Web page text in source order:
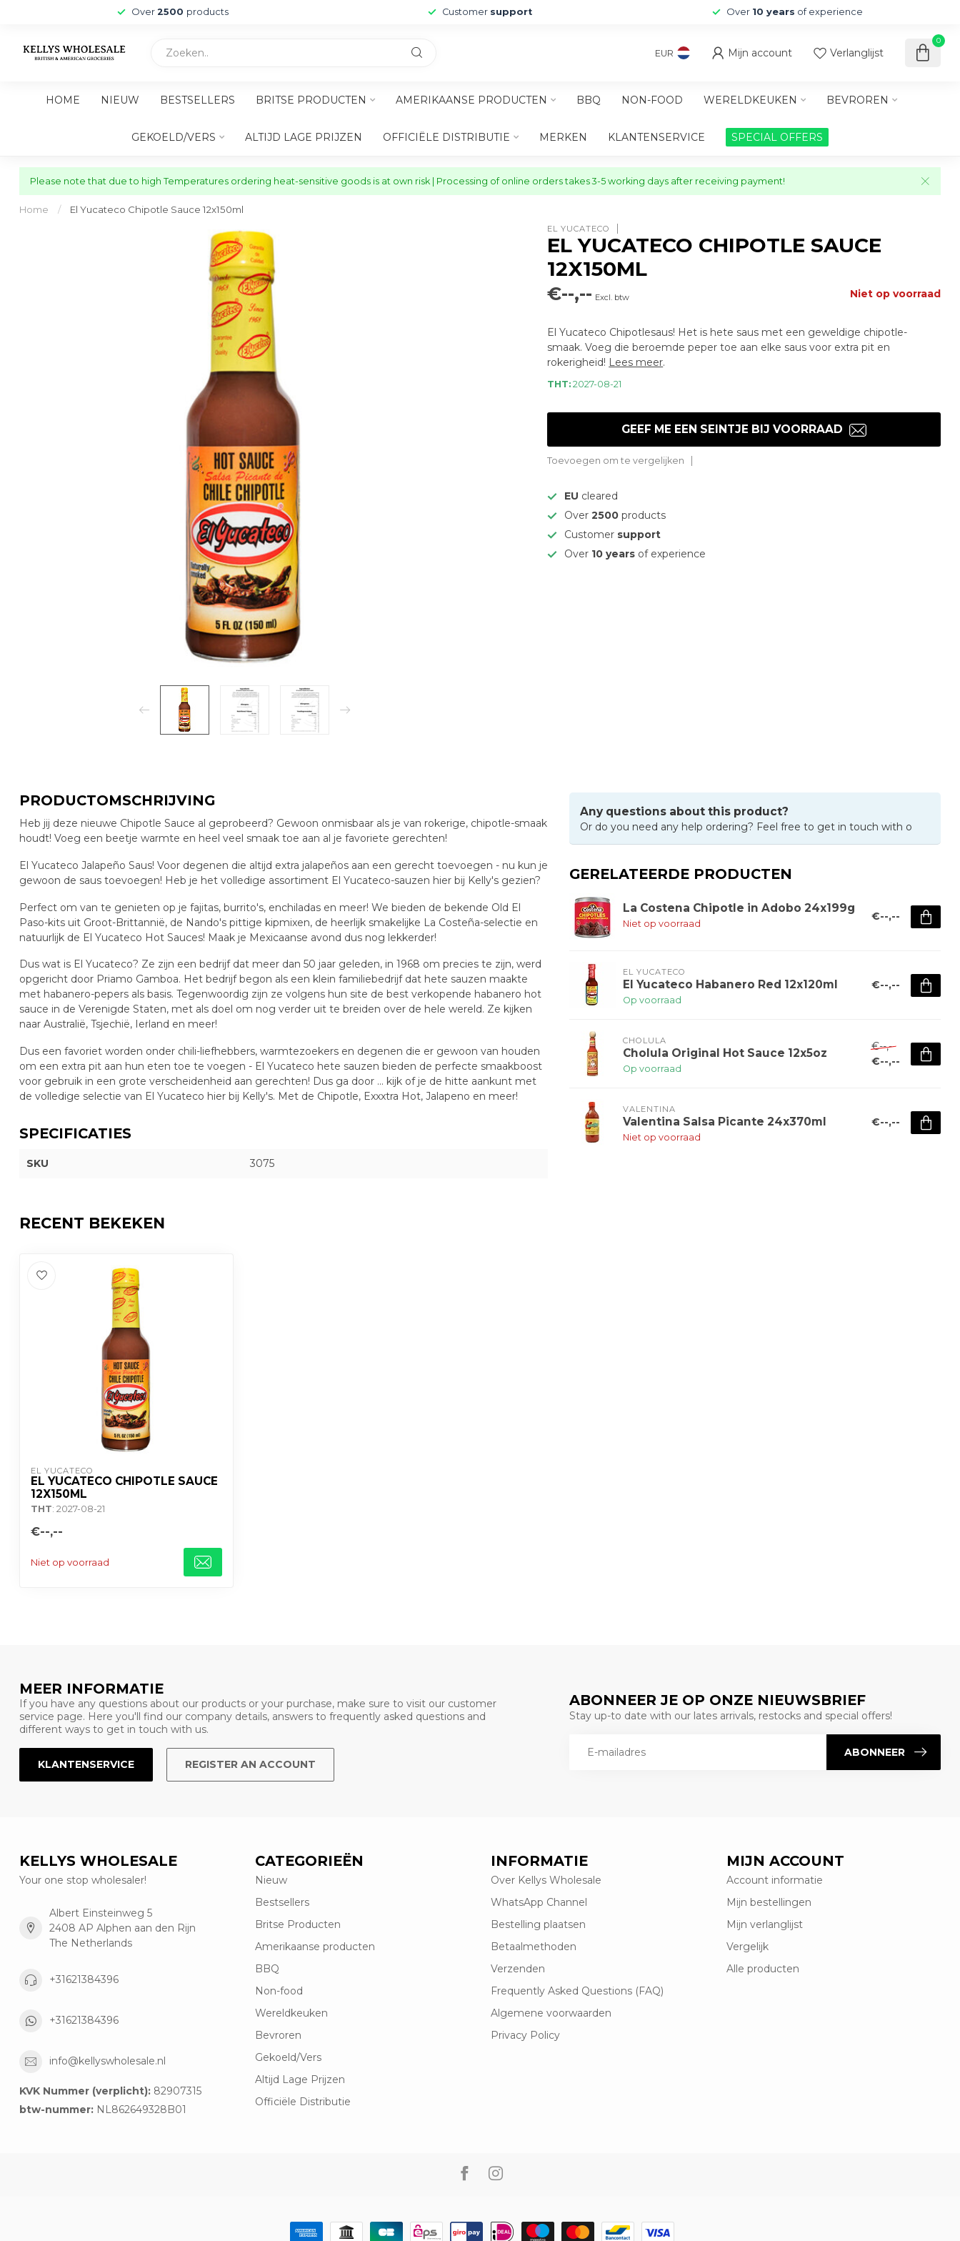
Over 2500 products Customer support Over 10 years of experience
EUR Mijn account Verlanglijst
0
HOME NIEUW BESTSELLERS BRITSE PRODUCTEN AMERIKAANSE PRODUCTEN BBQ NON-FOOD WERELDKEUKEN BEVROREN
GEKOELD/VERS ALTIJD LAGE PRIJZEN OFFICIËLE DISTRIBUTIE MERKEN KLANTENSERVICE SPECIAL OFFERS
Please note that due to high Temperatures ordering heat-sensitive goods is at own risk | Processing of online orders takes 3-5 working days after receiving payment!
Home / El Yucateco Chipotle Sauce 12x150ml
EL YUCATECO
EL YUCATECO CHIPOTLE SAUCE
12X150ML
€--,-- Excl. btw Niet op voorraad
El Yucateco Chipotlesaus! Het is hete saus met een geweldige chipotle-
smaak. Voeg die beroemde peper toe aan elke saus voor extra pit en
rokerigheid! Lees meer.
THT: 2027-08-21
GEEF ME EEN SEINTJE BIJ VOORRAAD
Toevoegen om te vergelijken
EU cleared
Over2500products
Customer support
Over 10 years of experience
PRODUCTOMSCHRIJVING
Heb jij deze nieuwe Chipotle Sauce al geprobeerd? Gewoon onmisbaar als je van rokerige, chipotle-smaak
houdt! Voeg een beetje warmte en heel veel smaak toe aan al je favoriete gerechten!
El Yucateco Jalapeño Saus! Voor degenen die altijd extra jalapeños aan een gerecht toevoegen - nu kun je
gewoon de saus toevoegen! Heb je het volledige assortiment El Yucateco-sauzen hier bij Kelly's gezien?
Perfect om van te genieten op je fajitas, burrito's, enchiladas en meer! We bieden de bekende Old El
Paso-kits uit Groot-Brittannië, de Nando's pittige kipmixen, de heerlijk smakelijke La Costeña-selectie en
natuurlijk de El Yucateco Hot Sauces! Maak je Mexicaanse avond dus nog lekkerder!
Dus wat is El Yucateco? Ze zijn een bedrijf dat meer dan 50 jaar geleden, in 1968 om precies te zijn, werd
opgericht door Priamo Gamboa. Het bedrijf begon als een klein familiebedrijf dat hete sauzen maakte
met habanero-pepers als basis. Tegenwoordig zijn ze volgens hun site de best verkopende habanero hot
sauce in de Verenigde Staten, met als doel om nog verder uit te breiden over de hele wereld. Ze kijken
naar Australië, Tsjechië, Ierland en meer!
Dus een favoriet worden onder chili-liefhebbers, warmtezoekers en degenen die er gewoon van houden
om een extra pit aan hun eten toe te voegen - El Yucateco hete sauzen bieden de perfecte smaakboost
voor gebruik in een grote verscheidenheid aan gerechten! Dus ga door ... kijk of je de hitte aankunt met
de volledige selectie van El Yucateco hier bij Kelly's. Met de Chipotle, Exxxtra Hot, Jalapeno en meer!
SPECIFICATIES
SKU 3075
Any questions about this product?
Or do you need any help ordering? Feel free to get in touch with o
GERELATEERDE PRODUCTEN
La Costena Chipotle in Adobo 24x199g
Niet op voorraad
€--,--
EL YUCATECO
El Yucateco Habanero Red 12x120ml
Op voorraad
€--,--
CHOLULA
Cholula Original Hot Sauce 12x5oz
Op voorraad
€--,--
€--,--
VALENTINA
Valentina Salsa Picante 24x370ml
Niet op voorraad
€--,--
RECENT BEKEKEN
EL YUCATECO
EL YUCATECO CHIPOTLE SAUCE
12X150ML
THT: 2027-08-21
€--,--
Niet op voorraad
MEER INFORMATIE
If you have any questions about our products or your purchase, make sure to visit our customer
service page. Here you'll find our company details, answers to frequently asked questions and
different ways to get in touch with us.
KLANTENSERVICE REGISTER AN ACCOUNT
ABONNEER JE OP ONZE NIEUWSBRIEF
Stay up-to date with our lates arrivals, restocks and special offers!
ABONNEER
KELLYS WHOLESALE
Your one stop wholesaler!
Albert Einsteinweg 5
2408 AP Alphen aan den Rijn
The Netherlands
+31621384396
+31621384396
info@kellyswholesale.nl
KVK Nummer (verplicht): 82907315
btw-nummer: NL862649328B01
CATEGORIEËN
Nieuw
Bestsellers
Britse Producten
Amerikaanse producten
BBQ
Non-food
Wereldkeuken
Bevroren
Gekoeld/Vers
Altijd Lage Prijzen
Officiële Distributie
INFORMATIE
Over Kellys Wholesale
WhatsApp Channel
Bestelling plaatsen
Betaalmethoden
Verzenden
Frequently Asked Questions (FAQ)
Algemene voorwaarden
Privacy Policy
MIJN ACCOUNT
Account informatie
Mijn bestellingen
Mijn verlanglijst
Vergelijk
Alle producten